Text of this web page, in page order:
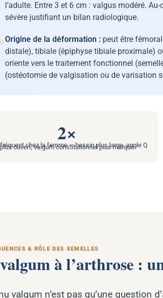
l’adulte. Entre 3 et 6 cm : valgus modéré.
sévère justifiant un bilan radiologique.
Origine de la déformation :peut être
distale), tibiale (épiphyse tibiale proximale)
oriente vers le traitement fonctionnel
(ostéotomie de valgisation ou de varisation
2×
chez la femme — bassin plus large, angle Q
plus ouvert, valgum constitutionnel plus marqué
& RÔLE DES SEMELLES
à l’arthrose :
valgum n’est pas qu’une question